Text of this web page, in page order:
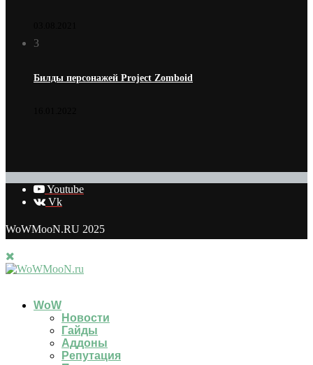
3
Билды персонажей Project Zomboid
Youtube
Vk
WoWMooN.RU 2025
WoW
Новости
Гайды
Аддоны
Репутация